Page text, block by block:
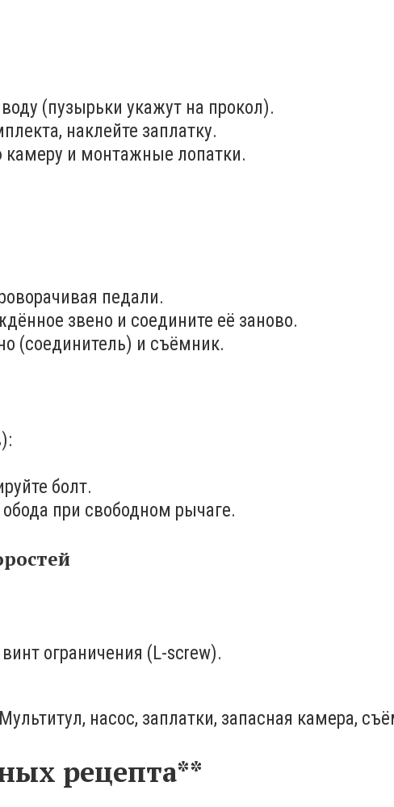
(пузырьки укажут на прокол).
наклейте заплатку.
и монтажные лопатки.
педали.
звено и соедините её заново.
(соединитель) и съёмник.
болт.
при свободном рычаге.
ограничения (L-screw).
насос, заплатки, запасная камера,
рецепта**